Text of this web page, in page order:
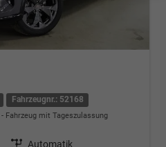
Fahrzeugnr.: 52168
Fahrzeug mit Tageszulassung
Getriebe Automatik